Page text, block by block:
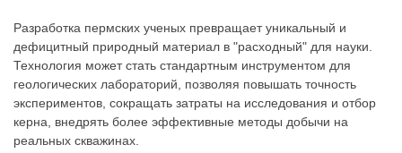
Разработка пермских ученых превращает уникальный и
дефицитный природный материал в "расходный" для науки.
Технология может стать стандартным инструментом для
геологических лабораторий, позволяя повышать точность
экспериментов, сокращать затраты на исследования и отбор
керна, внедрять более эффективные методы добычи на
реальных скважинах.